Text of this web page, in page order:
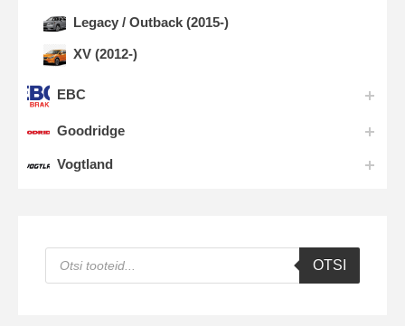
Legacy / Outback (2015-)
XV (2012-)
EBC
Goodridge
Vogtland
Products
search
OTSI